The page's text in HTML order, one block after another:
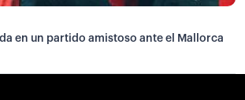
en un partido amistoso ante el Mallorca